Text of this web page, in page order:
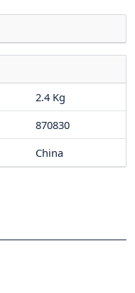
2.4 Kg
870830
China